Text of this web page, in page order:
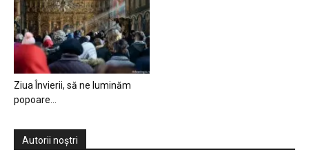
Ziua Învierii, să ne luminăm
popoare…
Autorii noștri